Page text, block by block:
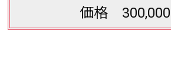
価格 300,000